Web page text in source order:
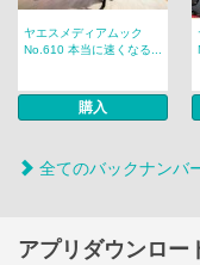
ヤエスメディアムック
No.610 本当に速くなる...
購入
全てのバックナンバ
アプリダウンロー